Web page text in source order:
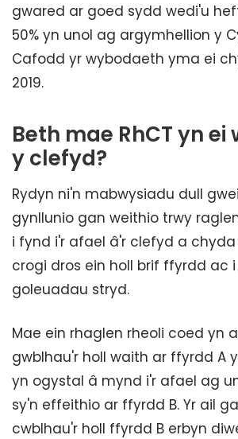
gwared ar goed sydd wedi'u
50% yn unol ag argymhellion y
Cafodd yr wybodaeth yma ei
2019.
Beth mae RhCT yn
y clefyd?
Rydyn ni'n mabwysiadu dull
gynllunio gan weithio trwy
i fynd i'r afael â'r clefyd a
crogi dros ein holl brif ffyrdd ac
goleuadau stryd.
Mae ein rhaglen rheoli coed yn
gwblhau'r holl waith ar ffyrdd A
yn ogystal â mynd i'r afael ag
sy'n effeithio ar ffyrdd B. Yr ail
cwblhau'r holl ffyrdd B erbyn